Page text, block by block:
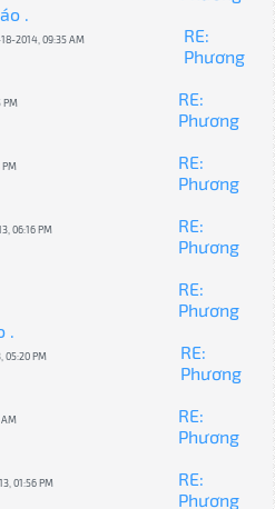
.
2014, 09:35 AM
RE:
Phương
PM
RE:
Phương
RE:
Phương
06:16 PM
RE:
Phương
RE:
Phương
.
05:20 PM
RE:
Phương
RE:
Phương
01:56 PM
RE:
Phương